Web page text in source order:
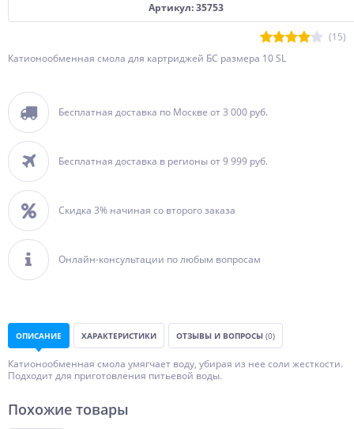
Артикул: 35753
(15)
Катионообменная смола для картриджей БС размера 10 SL
Бесплатная доставка по Москве от 3 000 руб.
Бесплатная доставка в регионы от 9 999 руб.
Скидка 3% начиная со второго заказа
Онлайн-консультации по любым вопросам
ОПИСАНИЕ ХАРАКТЕРИСТИКИ ОТЗЫВЫ И ВОПРОСЫ (0)
Катионообменная смола умягчает воду, убирая из нее соли жесткости.
Подходит для приготовления питьевой воды.
Похожие товары